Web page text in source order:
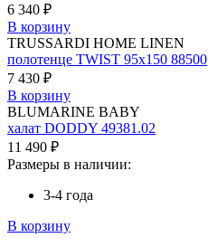
6 340 ₽
В корзину
TRUSSARDI HOME LINEN
полотенце TWIST 95х150 88500
7 430 ₽
В корзину
BLUMARINE BABY
халат DODDY 49381.02
11 490 ₽
Размеры в наличии:
3-4 года
В корзину